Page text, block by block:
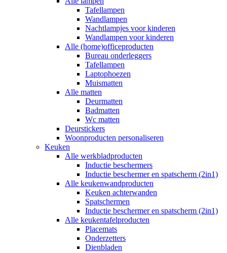
Tafellampen
Wandlampen
Nachtlampjes voor kinderen
Wandlampen voor kinderen
Alle (home)officeproducten
Bureau onderleggers
Tafellampen
Laptophoezen
Muismatten
Alle matten
Deurmatten
Badmatten
Wc matten
Deurstickers
Woonproducten personaliseren
Keuken
Alle werkbladproducten
Inductie beschermers
Inductie beschermer en spatscherm (2in1)
Alle keukenwandproducten
Keuken achterwanden
Spatschermen
Inductie beschermer en spatscherm (2in1)
Alle keukentafelproducten
Placemats
Onderzetters
Dienbladen